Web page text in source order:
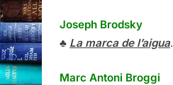
Joseph Brodsky
♣ La marca de l’aigua.
Marc Antoni Broggi